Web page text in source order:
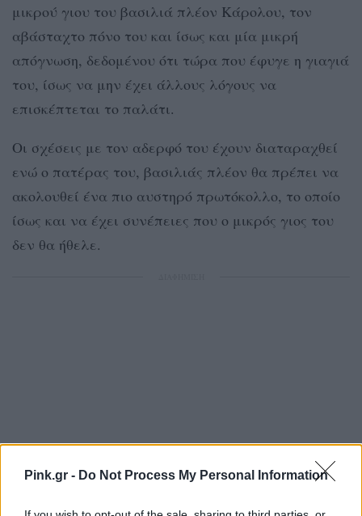
Pink.gr - Do Not Process My Personal Information
μικρού γιου του βασιλιά πλέον Κάρολου, τον
αβάσταχτο πόνο του και ίσως και μία μικρή
απόγνωση, δεδομένου ότι τώρα που έφυγε η γιαγιά
του, ίσως να μην έχει άλλους λόγους να
επισκέπτεται το παλάτι.
Οι σχέσεις με τον αδερφό του έχουν διαταραχθεί
ενώ ο πατέρας του, βασιλιάς πλέον θα πρέπει να
ακολουθεί ένα πιο αυστηρό πρωτόκολλο, το οποίο
ίσως και να έχει συνέπειες που ο μικρός γιος του
δεν θα ήθελε.